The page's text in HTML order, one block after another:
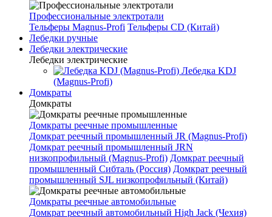
Профессиональные электротали
Тельферы Magnus-Profi Тельферы CD (Китай)
Лебедки ручные
Лебедки электрические
Лебедки электрические
Лебедка KDJ
(Magnus-Profi)
Домкраты
Домкраты
Домкраты реечные промышленные
Домкрат реечный промышленный JR (Magnus-Profi)
Домкрат реечный промышленный JRN
низкопрофильный (Magnus-Profi) Домкрат реечный
промышленный Сибталь (Россия) Домкрат реечный
промышленный SJL низкопрофильный (Китай)
Домкраты реечные автомобильные
Домкрат реечный автомобильный High Jack (Чехия)